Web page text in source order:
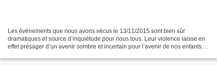
Les événements que nous avons vécus le 13/11/2015 sont bien sûr
dramatiques et source d’inquiétude pour nous tous. Leur violence laisse en
effet présager d’un avenir sombre et incertain pour l’avenir de nos enfants.